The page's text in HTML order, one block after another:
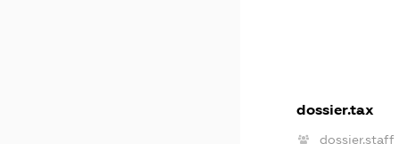
dossier.tax
dossier.staff